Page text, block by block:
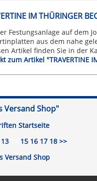
IM THÜRINGER
Festungsanlage auf dem
aus dem nahe
Artikel finden Sie in der
zum Artikel "TRAVERTINE
Versand Shop"
Startseite
13 15 16 17 18 >>
Versand Shop